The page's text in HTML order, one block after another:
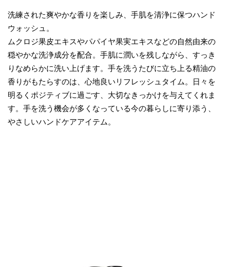
洗練された爽やかな香りを楽しみ、手肌を清浄に保つハンド
ウォッシュ。
ムクロジ果皮エキスやパパイヤ果実エキスなどの自然由来の
穏やかな洗浄成分を配合。手肌に潤いを残しながら、すっき
りなめらかに洗い上げます。手を洗うたびに立ち上る精油の
香りがもたらすのは、心地良いリフレッシュタイム。日々を
明るくポジティブに過ごす、大切なきっかけを与えてくれま
す。手を洗う機会が多くなっている今の暮らしに寄り添う、
やさしいハンドケアアイテム。